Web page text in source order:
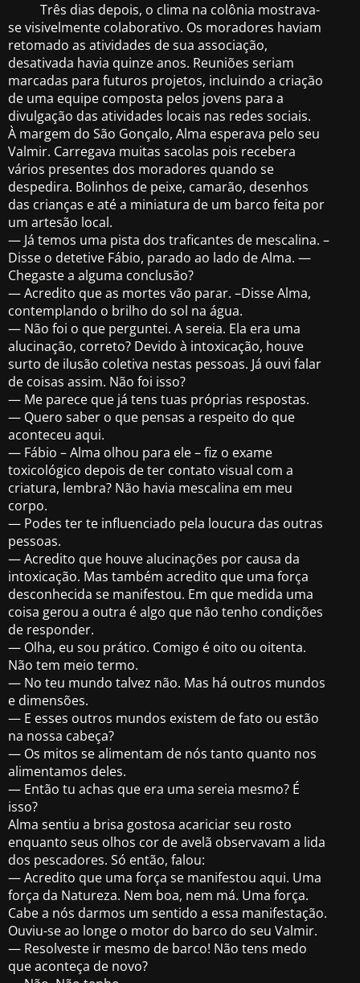
Três dias depois, o clima na colônia mostrava-
se visivelmente colaborativo. Os moradores haviam
retomado as atividades de sua associação,
desativada havia quinze anos. Reuniões seriam
marcadas para futuros projetos, incluindo a criação
de uma equipe composta pelos jovens para a
divulgação das atividades locais nas redes sociais.
À margem do São Gonçalo, Alma esperava pelo seu
Valmir. Carregava muitas sacolas pois recebera
vários presentes dos moradores quando se
despedira. Bolinhos de peixe, camarão, desenhos
das crianças e até a miniatura de um barco feita por
um artesão local.
— Já temos uma pista dos traficantes de mescalina. –
Disse o detetive Fábio, parado ao lado de Alma. —
Chegaste a alguma conclusão?
— Acredito que as mortes vão parar. –Disse Alma,
contemplando o brilho do sol na água.
— Não foi o que perguntei. A sereia. Ela era uma
alucinação, correto? Devido à intoxicação, houve
surto de ilusão coletiva nestas pessoas. Já ouvi falar
de coisas assim. Não foi isso?
— Me parece que já tens tuas próprias respostas.
— Quero saber o que pensas a respeito do que
aconteceu aqui.
— Fábio – Alma olhou para ele – fiz o exame
toxicológico depois de ter contato visual com a
criatura, lembra? Não havia mescalina em meu
corpo.
— Podes ter te influenciado pela loucura das outras
pessoas.
— Acredito que houve alucinações por causa da
intoxicação. Mas também acredito que uma força
desconhecida se manifestou. Em que medida uma
coisa gerou a outra é algo que não tenho condições
de responder.
— Olha, eu sou prático. Comigo é oito ou oitenta.
Não tem meio termo.
— No teu mundo talvez não. Mas há outros mundos
e dimensões.
— E esses outros mundos existem de fato ou estão
na nossa cabeça?
— Os mitos se alimentam de nós tanto quanto nos
alimentamos deles.
— Então tu achas que era uma sereia mesmo? É
isso?
Alma sentiu a brisa gostosa acariciar seu rosto
enquanto seus olhos cor de avelã observavam a lida
dos pescadores. Só então, falou:
— Acredito que uma força se manifestou aqui. Uma
força da Natureza. Nem boa, nem má. Uma força.
Cabe a nós darmos um sentido a essa manifestação.
Ouviu-se ao longe o motor do barco do seu Valmir.
— Resolveste ir mesmo de barco! Não tens medo
que aconteça de novo?